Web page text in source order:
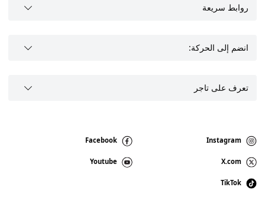
روابط سريعة
انضم إلى الحركة:
تعرف على تاجر
Instagram
Facebook
X.com
Youtube
TikTok